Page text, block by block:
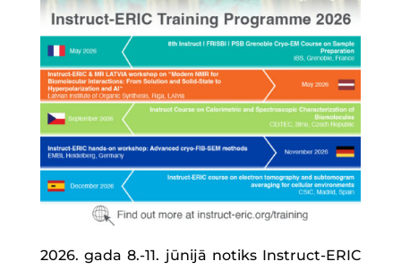
2026. gada 8.-11. jūnijā notiks Instruct-ERIC